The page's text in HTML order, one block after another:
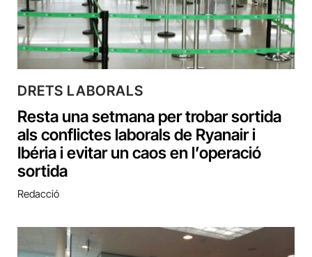
DRETS LABORALS
Resta una setmana per trobar sortida
als conflictes laborals de Ryanair i
Ibéria i evitar un caos en l’operació
sortida
Redacció